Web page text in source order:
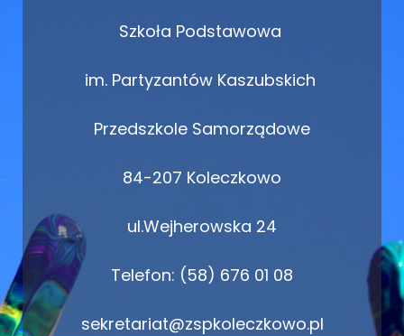
Szkoła Podstawowa
im. Partyzantów Kaszubskich
Przedszkole Samorządowe
84-207 Koleczkowo
ul.Wejherowska 24
Telefon: (58) 676 01 08
sekretariat@zspkoleczkowo.pl